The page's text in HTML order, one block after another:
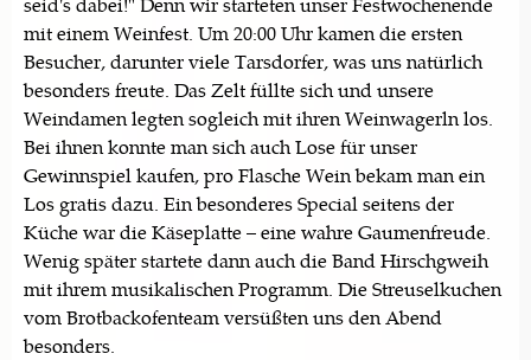
mit einem Weinfest. Um 20:00 Uhr kamen die ersten
Besucher, darunter viele Tarsdorfer, was uns natürlich
besonders freute. Das Zelt füllte sich und unsere
Weindamen legten sogleich mit ihren Weinwagerln los.
Bei ihnen konnte man sich auch Lose für unser
Gewinnspiel kaufen, pro Flasche Wein bekam man ein
Los gratis dazu. Ein besonderes Special seitens der
Küche war die Käseplatte – eine wahre Gaumenfreude.
Wenig später startete dann auch die Band Hirschgweih
mit ihrem musikalischen Programm. Die Streuselkuchen
vom Brotbackofenteam versüßten uns den Abend
besonders.